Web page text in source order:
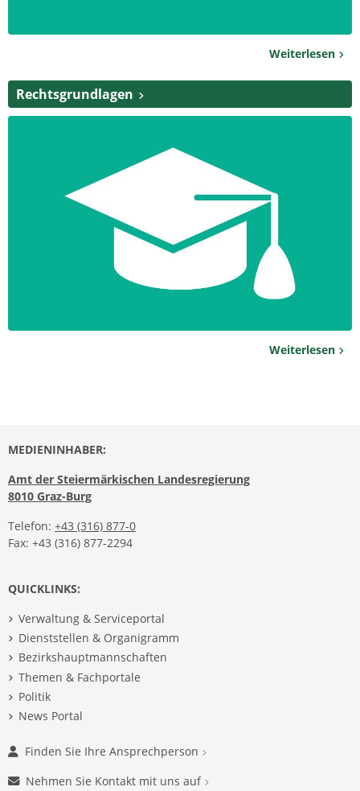
Weiterlesen
Rechtsgrundlagen
Weiterlesen
MEDIENINHABER:
Amt der Steiermärkischen Landesregierung
8010 Graz-Burg
Telefon: +43 (316) 877-0
Fax: +43 (316) 877-2294
QUICKLINKS:
Verwaltung & Serviceportal
Dienststellen & Organigramm
Bezirkshauptmannschaften
Themen & Fachportale
Politik
News Portal
Finden Sie Ihre Ansprechperson
Nehmen Sie Kontakt mit uns auf